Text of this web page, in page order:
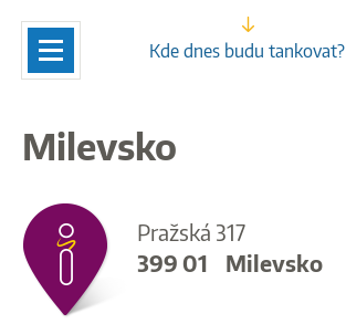
Kde dnes budu tankovat?
Navigace
Milevsko
Pražská 317
399 01 Milevsko